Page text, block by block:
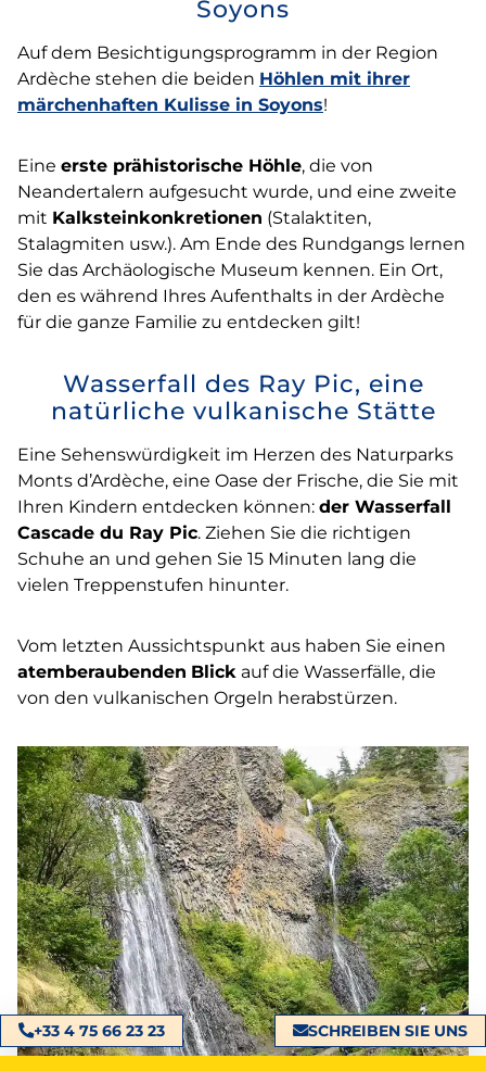
+33 4 75 66 23 23 SCHREIBEN SIE UNS
Soyons
Auf dem Besichtigungsprogramm in der Region
Ardèche stehen die beiden Höhlen mit ihrer
märchenhaften Kulisse in Soyons!
Eine erste prähistorische Höhle, die von
Neandertalern aufgesucht wurde, und eine zweite
mit Kalksteinkonkretionen (Stalaktiten,
Stalagmiten usw.). Am Ende des Rundgangs lernen
Sie das Archäologische Museum kennen. Ein Ort,
den es während Ihres Aufenthalts in der Ardèche
für die ganze Familie zu entdecken gilt!
Wasserfall des Ray Pic, eine
natürliche vulkanische Stätte
Eine Sehenswürdigkeit im Herzen des Naturparks
Monts d’Ardèche, eine Oase der Frische, die Sie mit
Ihren Kindern entdecken können: der Wasserfall
Cascade du Ray Pic. Ziehen Sie die richtigen
Schuhe an und gehen Sie 15 Minuten lang die
vielen Treppenstufen hinunter.
Vom letzten Aussichtspunkt aus haben Sie einen
atemberaubenden Blick auf die Wasserfälle, die
von den vulkanischen Orgeln herabstürzen.